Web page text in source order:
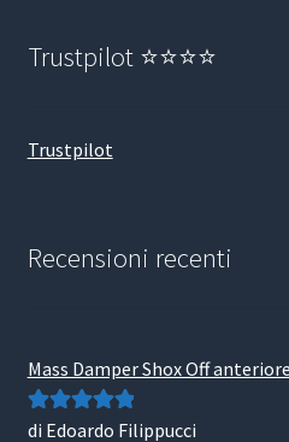
Trustpilot ⭐⭐⭐⭐
Trustpilot
Recensioni recenti
Mass Damper Shox Off
Valutato5su
di Edoardo Filippucci